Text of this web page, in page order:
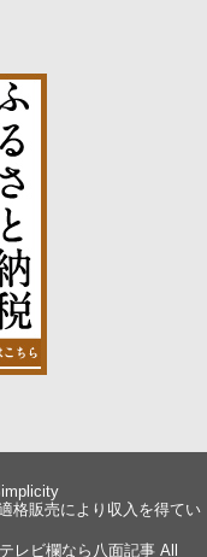
格販売により収入を得てい
レビ欄なら八面記事 All